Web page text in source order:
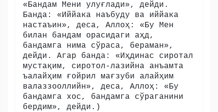
«Бандам Мени улуғлади», дейди.
Банда: «Иййака наъбуду ва иййака
настаъин», деса, Аллоҳ: «Бу Мен
билан бандам орасидаги аҳд,
бандамга нима сўраса, бераман»,
дейди. Агар банда: «Иҳдинас сиротал
мустақим, сиротол-лазийна анъамта
ъалайҳим ғойрил мағзуби алайҳим
валаззооллийн», деса, Аллоҳ: «Бу
бандамга хос, бандамга сўраганини
бердим», дейди.)